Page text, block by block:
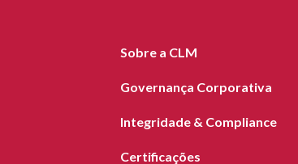
Sobre a CLM
Governança Corporativa
Integridade & Compliance
Certificações